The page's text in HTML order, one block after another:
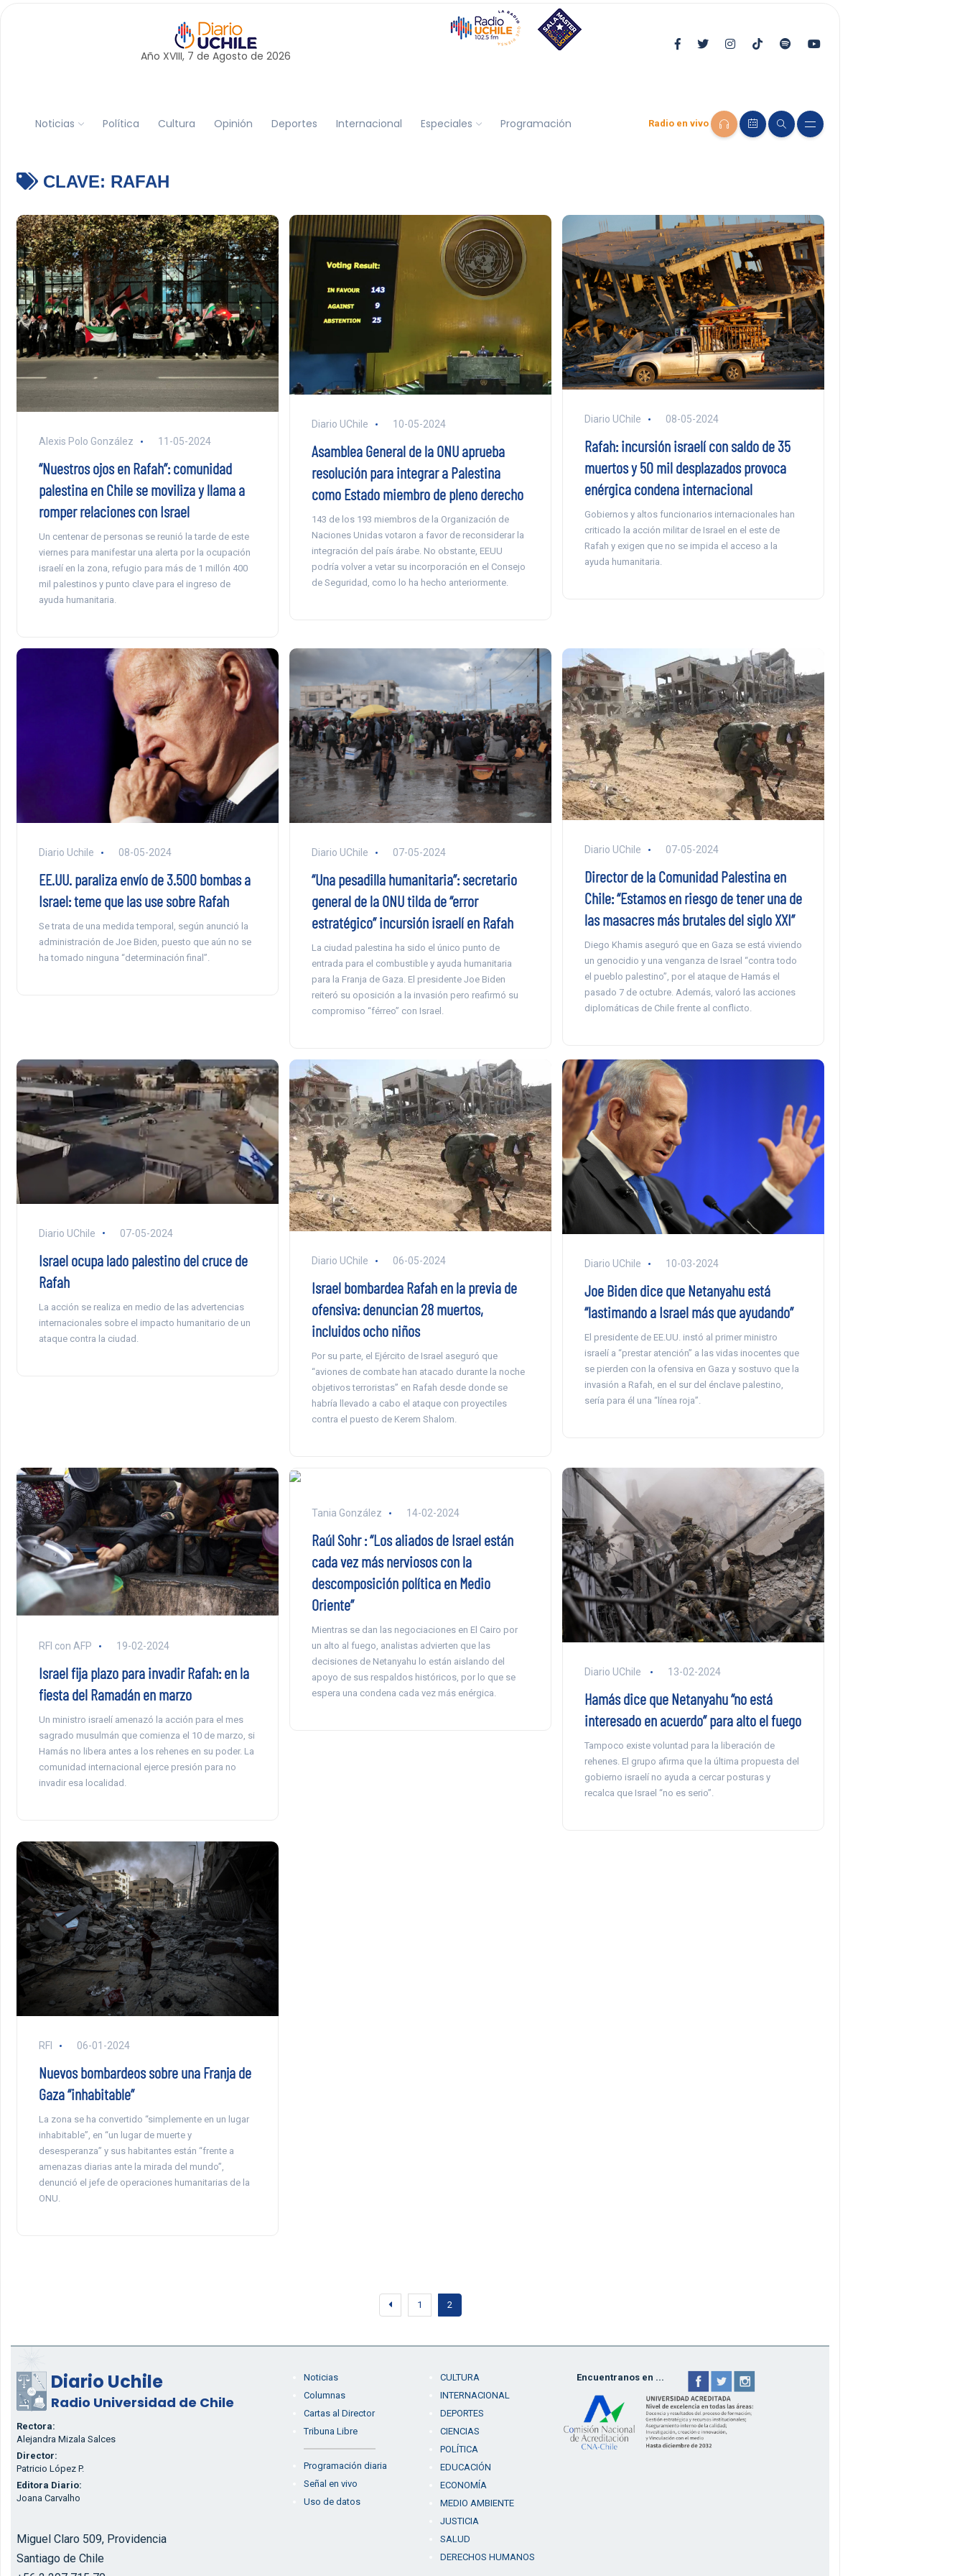
Año XVIII, 7 de Agosto de 2026
Noticias Política Cultura Opinión Deportes Internacional Especiales Programación Radio en vivo
CLAVE: RAFAH
Alexis Polo González 11-05-2024
“Nuestros ojos en Rafah”: comunidad
palestina en Chile se moviliza y llama a
romper relaciones con Israel
Un centenar de personas se reunió la tarde de este
viernes para manifestar una alerta por la ocupación
israelí en la zona, refugio para más de 1 millón 400
mil palestinos y punto clave para el ingreso de
ayuda humanitaria.
Diario UChile 10-05-2024
Asamblea General de la ONU aprueba
resolución para integrar a Palestina
como Estado miembro de pleno derecho
143 de los 193 miembros de la Organización de
Naciones Unidas votaron a favor de reconsiderar la
integración del país árabe. No obstante, EEUU
podría volver a vetar su incorporación en el Consejo
de Seguridad, como lo ha hecho anteriormente.
Diario UChile 08-05-2024
Rafah: incursión israelí con saldo de 35
muertos y 50 mil desplazados provoca
enérgica condena internacional
Gobiernos y altos funcionarios internacionales han
criticado la acción militar de Israel en el este de
Rafah y exigen que no se impida el acceso a la
ayuda humanitaria.
Diario Uchile 08-05-2024
EE.UU. paraliza envío de 3.500 bombas a
Israel: teme que las use sobre Rafah
Se trata de una medida temporal, según anunció la
administración de Joe Biden, puesto que aún no se
ha tomado ninguna “determinación final”.
Diario UChile 07-05-2024
“Una pesadilla humanitaria”: secretario
general de la ONU tilda de “error
estratégico” incursión israelí en Rafah
La ciudad palestina ha sido el único punto de
entrada para el combustible y ayuda humanitaria
para la Franja de Gaza. El presidente Joe Biden
reiteró su oposición a la invasión pero reafirmó su
compromiso “férreo” con Israel.
Diario UChile 07-05-2024
Director de la Comunidad Palestina en
Chile: “Estamos en riesgo de tener una de
las masacres más brutales del siglo XXI”
Diego Khamis aseguró que en Gaza se está viviendo
un genocidio y una venganza de Israel “contra todo
el pueblo palestino”, por el ataque de Hamás el
pasado 7 de octubre. Además, valoró las acciones
diplomáticas de Chile frente al conflicto.
Diario UChile 07-05-2024
Israel ocupa lado palestino del cruce de
Rafah
La acción se realiza en medio de las advertencias
internacionales sobre el impacto humanitario de un
ataque contra la ciudad.
Diario UChile 06-05-2024
Israel bombardea Rafah en la previa de
ofensiva: denuncian 28 muertos,
incluidos ocho niños
Por su parte, el Ejército de Israel aseguró que
“aviones de combate han atacado durante la noche
objetivos terroristas” en Rafah desde donde se
habría llevado a cabo el ataque con proyectiles
contra el puesto de Kerem Shalom.
Diario UChile 10-03-2024
Joe Biden dice que Netanyahu está
“lastimando a Israel más que ayudando”
El presidente de EE.UU. instó al primer ministro
israelí a “prestar atención” a las vidas inocentes que
se pierden con la ofensiva en Gaza y sostuvo que la
invasión a Rafah, en el sur del énclave palestino,
sería para él una “línea roja”.
RFI con AFP 19-02-2024
Israel fija plazo para invadir Rafah: en la
fiesta del Ramadán en marzo
Un ministro israelí amenazó la acción para el mes
sagrado musulmán que comienza el 10 de marzo, si
Hamás no libera antes a los rehenes en su poder. La
comunidad internacional ejerce presión para no
invadir esa localidad.
Tania González 14-02-2024
Raúl Sohr : “Los aliados de Israel están
cada vez más nerviosos con la
descomposición política en Medio
Oriente”
Mientras se dan las negociaciones en El Cairo por
un alto al fuego, analistas advierten que las
decisiones de Netanyahu lo están aislando del
apoyo de sus respaldos históricos, por lo que se
espera una condena cada vez más enérgica.
Diario UChile 13-02-2024
Hamás dice que Netanyahu “no está
interesado en acuerdo” para alto el fuego
Tampoco existe voluntad para la liberación de
rehenes. El grupo afirma que la última propuesta del
gobierno israelí no ayuda a cercar posturas y
recalca que Israel “no es serio”.
RFI 06-01-2024
Nuevos bombardeos sobre una Franja de
Gaza “inhabitable”
La zona se ha convertido “simplemente en un lugar
inhabitable”, en “un lugar de muerte y
desesperanza” y sus habitantes están “frente a
amenazas diarias ante la mirada del mundo”,
denunció el jefe de operaciones humanitarias de la
ONU.
1 2
Diario Uchile
Radio Universidad de Chile
Rectora:
Alejandra Mizala Salces
Director:
Patricio López P.
Editora Diario:
Joana Carvalho
Miguel Claro 509, Providencia
Santiago de Chile
Noticias
Columnas
Cartas al Director
Tribuna Libre
Programación diaria
Señal en vivo
Uso de datos
CULTURA
INTERNACIONAL
DEPORTES
CIENCIAS
POLÍTICA
EDUCACIÓN
ECONOMÍA
MEDIO AMBIENTE
JUSTICIA
SALUD
DERECHOS HUMANOS
Encuentranos en ...